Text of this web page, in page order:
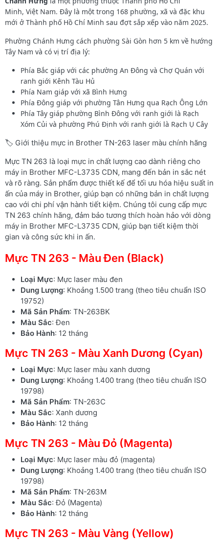
Minh, Việt Nam. Đây là một trong 168 phường, xã và đặc khu
mới ở Thành phố Hồ Chí Minh sau đợt sắp xếp vào năm 2025.
Phường Chánh Hưng cách phường Sài Gòn hơn 5 km về hướng
Tây Nam và có vị trí địa lý:
Phía Bắc giáp với các phường An Đông và Chợ Quán với
ranh giới Kênh Tàu Hủ
Phía Nam giáp với xã Bình Hưng
Phía Đông giáp với phường Tân Hưng qua Rạch Ông Lớn
Phía Tây giáp phường Bình Đông với ranh giới là Rạch
Xóm Củi và phường Phú Định với ranh giới là Rạch Ụ Cây
🏷️ Giới thiệu mực in Brother TN-263 laser màu chính hãng
Mực TN 263 là loại mực in chất lượng cao dành riêng cho
máy in Brother MFC-L3735 CDN, mang đến bản in sắc nét
và rõ ràng. Sản phẩm được thiết kế để tối ưu hóa hiệu suất in
ấn của máy in Brother, giúp bạn có những bản in chất lượng
cao với chi phí vận hành tiết kiệm. Chúng tôi cung cấp mực
TN 263 chính hãng, đảm bảo tương thích hoàn hảo với dòng
máy in Brother MFC-L3735 CDN, giúp bạn tiết kiệm thời
gian và công sức khi in ấn.
Mực TN 263 - Màu Đen (Black)
Loại Mực: Mực laser màu đen
Dung Lượng: Khoảng 1.500 trang (theo tiêu chuẩn ISO
19752)
Mã Sản Phẩm: TN-263BK
Màu Sắc: Đen
Bảo Hành: 12 tháng
Mực TN 263 - Màu Xanh Dương (Cyan)
Loại Mực: Mực laser màu xanh dương
Dung Lượng: Khoảng 1.400 trang (theo tiêu chuẩn ISO
19798)
Mã Sản Phẩm: TN-263C
Màu Sắc: Xanh dương
Bảo Hành: 12 tháng
Mực TN 263 - Màu Đỏ (Magenta)
Loại Mực: Mực laser màu đỏ (magenta)
Dung Lượng: Khoảng 1.400 trang (theo tiêu chuẩn ISO
19798)
Mã Sản Phẩm: TN-263M
Màu Sắc: Đỏ (Magenta)
Bảo Hành: 12 tháng
Mực TN 263 - Màu Vàng (Yellow)